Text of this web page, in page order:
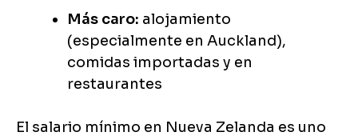
Más caro: alojamiento
(especialmente en Auckland),
comidas importadas y en
restaurantes
El salario mínimo en Nueva Zelanda es uno